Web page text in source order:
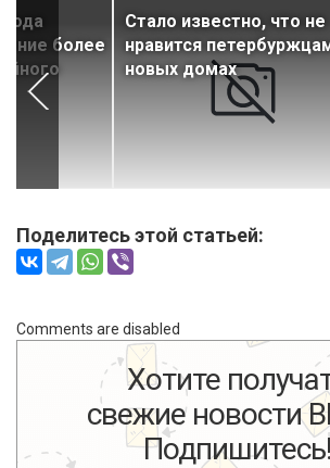
более
Стало известно, что не
нравится
новых домах
Поделитесь этой статьей:
Comments are disabled
Хотите
свежие новости